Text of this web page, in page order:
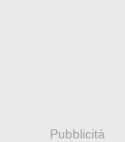
Pubblicità